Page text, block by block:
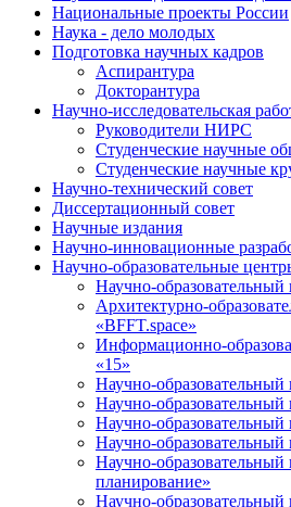
Национальные проекты России
Наука - дело молодых
Подготовка научных кадров
Аспирантура
Докторантура
Научно-исследовательская
Руководители НИРС
Студенческие научные
Студенческие научные
Научно-технический совет
Диссертационный совет
Научные издания
Научно-инновационные
Научно-образовательные
Научно-образовательный
Архитектурно-
«BFFT.space»
Информационно-
«15»
Научно-
Научно-
Научно-образовательный
Научно-
Научно-образовательный
планирование»
Научно-образовательный